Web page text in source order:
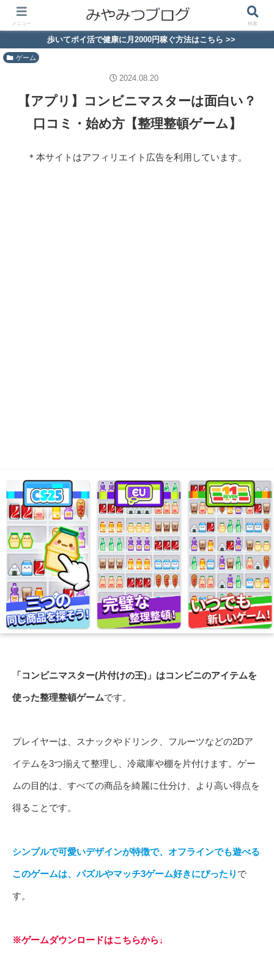
歩いてポイ活で健康に月2000円稼ぐ方法はこちら >>
ゲーム
【アプリ】コンビニマスターは面白い？
口コミ・始め方【整理整頓ゲーム】
＊本サイトはアフィリエイト広告を利用しています。
2024.08.20
「コンビニマスター(片付けの王)」はコンビニのアイテムを
使った整理整頓ゲームです。
プレイヤーは、スナックやドリンク、フルーツなどの2Dア
イテムを3つ揃えて整理し、冷蔵庫や棚を片付けます。ゲー
ムの目的は、すべての商品を綺麗に仕分け、より高い得点を
得ることです。
シンプルで可愛いデザインが特徴で、オフラインでも遊べる
このゲームは、パズルやマッチ3ゲーム好きにぴったり で
す。
※ゲームダウンロードはこちらから↓
メニュー 検索